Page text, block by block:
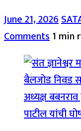
June 21, 2026
Comments1 min